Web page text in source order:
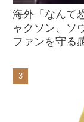
海外「なんて
ャクソン、ソ
ファンを守る